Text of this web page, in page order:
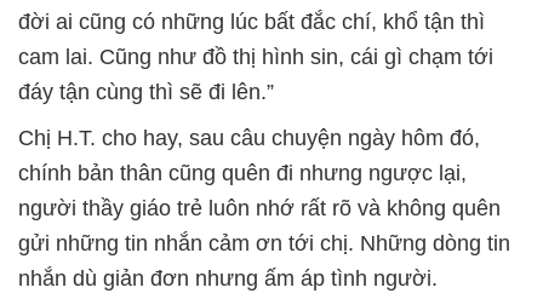
đời ai cũng có những lúc bất đắc chí, khổ tận thì
cam lai. Cũng như đồ thị hình sin, cái gì chạm tới
đáy tận cùng thì sẽ đi lên.”
Chị H.T. cho hay, sau câu chuyện ngày hôm đó,
chính bản thân cũng quên đi nhưng ngược lại,
người thầy giáo trẻ luôn nhớ rất rõ và không quên
gửi những tin nhắn cảm ơn tới chị. Những dòng tin
nhắn dù giản đơn nhưng ấm áp tình người.